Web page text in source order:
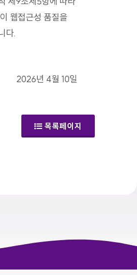
웹접근성 품질을
다.
2026년 4월 10일
목록페이지